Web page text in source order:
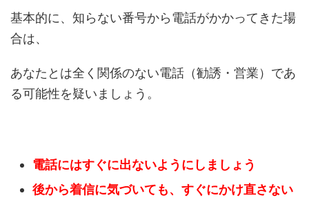
基本的に、知らない番号から電話がかかってきた場
合は、
あなたとは全く関係のない電話（勧誘・営業）であ
る可能性を疑いましょう。
電話にはすぐに出ないようにしましょう
後から着信に気づいても、すぐにかけ直さない